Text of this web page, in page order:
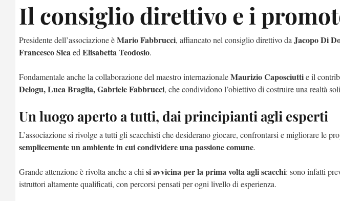
Il consiglio direttivo e i
Presidente dell’associazione èMario Fabbrucci, affiancato nel consiglio direttivo da Jacopo Di
Francesco Sicaed Elisabetta Teodosio.
Fondamentale anche la collaborazione del maestro internazionaleMaurizio Caposciuttie il
Delogu, Luca Braglia, Gabriele Fabbrucci, che condividono l’obiettivo di costruire una realtà
Un luogo aperto a tutti, dai principianti agli esperti
L’associazione si rivolge a tutti gli scacchisti che desiderano giocare, confrontarsi e migliorare le
semplicemente un ambiente in cui condividere una passione comune.
Grande attenzione è rivolta anche a chi si avvicina per la prima volta agli scacchi: sono infatti
istruttori altamente qualificati, con percorsi pensati per ogni livello di esperienza.